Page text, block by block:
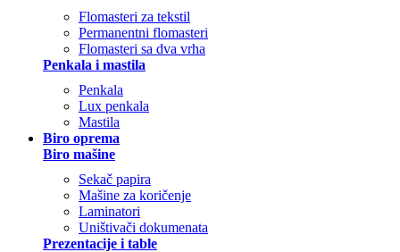
Flomasteri za tekstil
Permanentni flomasteri
Flomasteri sa dva vrha
Penkala i mastila
Penkala
Lux penkala
Mastila
Biro oprema
Biro mašine
Sekač papira
Mašine za koričenje
Laminatori
Uništivači dokumenata
Prezentacije i table